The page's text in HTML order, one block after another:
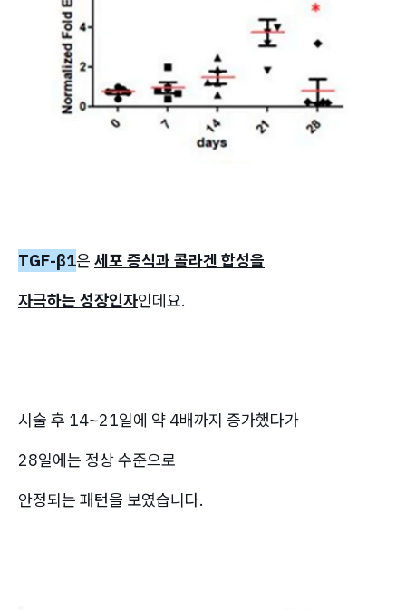
TGF-β1은 세포 증식과 콜라겐 합성을
자극하는 성장인자인데요.
시술 후 14~21일에 약 4배까지 증가했다가
28일에는 정상 수준으로
안정되는 패턴을 보였습니다.